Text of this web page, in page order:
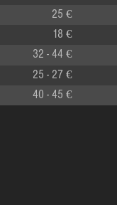
25 €
18 €
32 - 44 €
25 - 27 €
40 - 45 €